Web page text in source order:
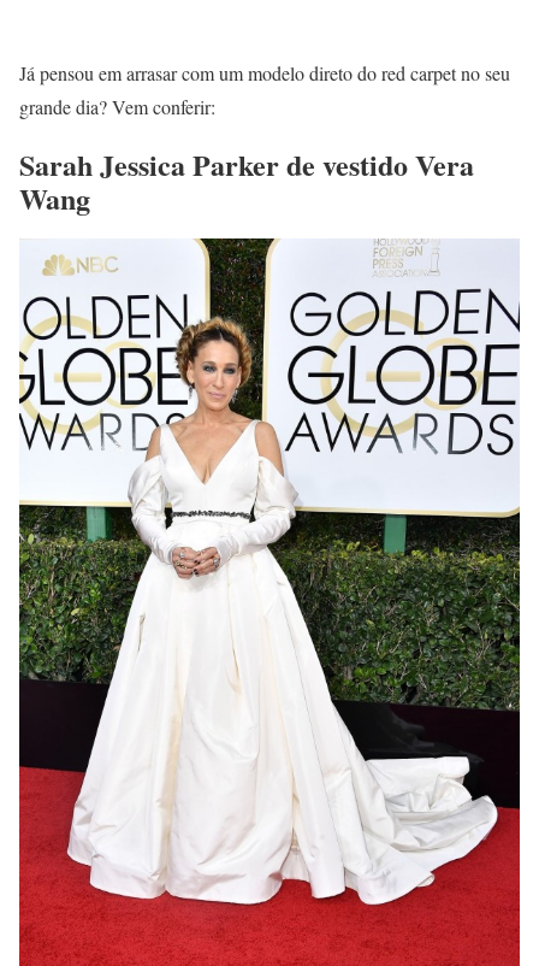
Já pensou em arrasar com um modelo direto do red carpet no seu
grande dia? Vem conferir:
Sarah Jessica Parker de vestido Vera
Wang